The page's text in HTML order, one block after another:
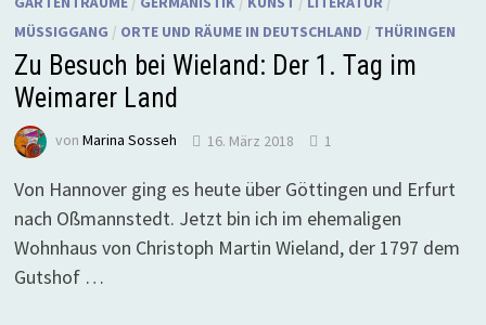
MÜSSIGGANG
/ ORTE UND RÄUME IN DEUTSCHLAND / THÜRINGEN
Zu Besuch bei Wieland: Der 1. Tag im
Weimarer Land
von Marina Sosseh 16. März 2018 1
Von Hannover ging es heute über Göttingen und Erfurt
nach Oßmannstedt. Jetzt bin ich im ehemaligen
Wohnhaus von Christoph Martin Wieland, der 1797 dem
Gutshof …